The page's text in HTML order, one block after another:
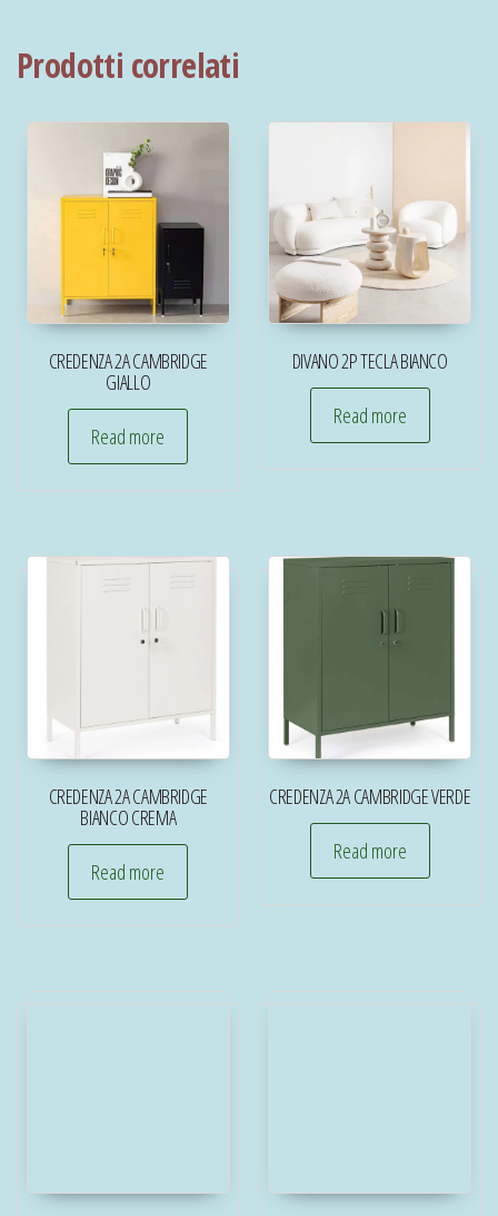
Prodotti correlati
CREDENZA 2A CAMBRIDGE
GIALLO
Read more
DIVANO 2P TECLA BIANCO
Read more
CREDENZA 2A CAMBRIDGE
BIANCO CREMA
Read more
CREDENZA 2A CAMBRIDGE VERDE
Read more